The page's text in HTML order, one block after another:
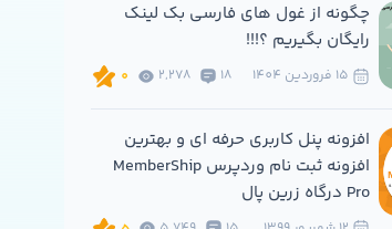
چگونه از غول های فارسی بک لینک
رایگان بگیریم ؟!!!
18
2,278
0
افزونه پنل کاربری حرفه ای و بهترین
افزونه ثبت نام وردپرس MemberShip
Pro درگاه زرین پال